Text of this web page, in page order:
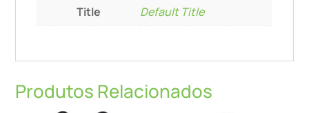
Title
Default Title
Produtos Relacionados